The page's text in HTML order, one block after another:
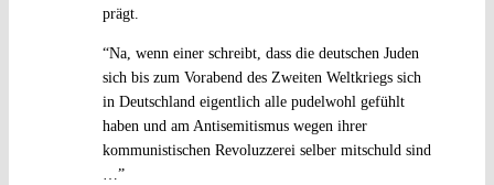
prägt.
“Na, wenn einer schreibt, dass die deutschen Juden
sich bis zum Vorabend des Zweiten Weltkriegs sich
in Deutschland eigentlich alle pudelwohl gefühlt
haben und am Antisemitismus wegen ihrer
kommunistischen Revoluzzerei selber mitschuld sind
…”